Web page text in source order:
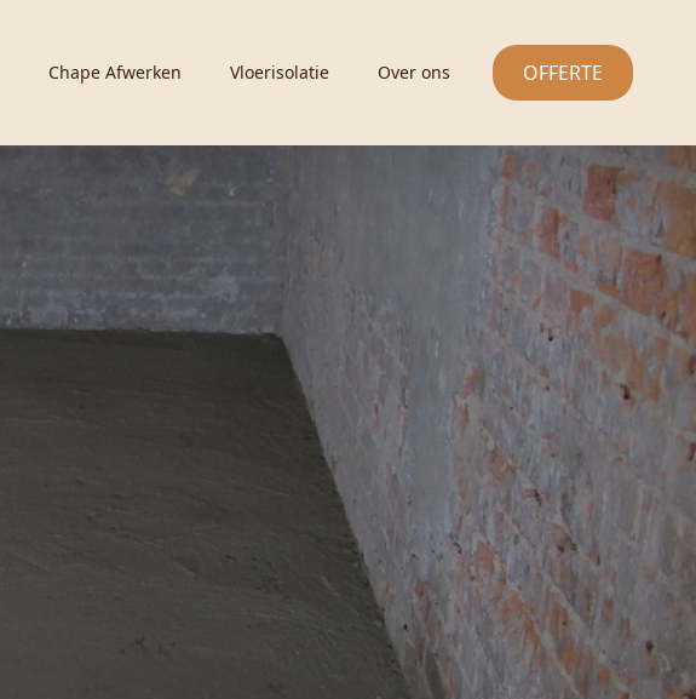
Chape Afwerken Vloerisolatie Over ons OFFERTE